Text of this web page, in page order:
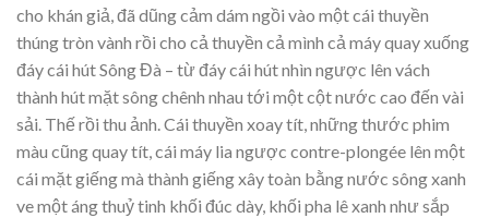
cho khán giả, đã dũng cảm dám ngồi vào một cái thuyền
thúng tròn vành rồi cho cả thuyền cả mình cả máy quay xuống
đáy cái hút Sông Đà – từ đáy cái hút nhìn ngược lên vách
thành hút mặt sông chênh nhau tới một cột nước cao đến vài
sải. Thế rồi thu ảnh. Cái thuyền xoay tít, những thước phim
màu cũng quay tít, cái máy lia ngược contre-plongée lên một
cái mặt giếng mà thành giếng xây toàn bằng nước sông xanh
ve một áng thuỷ tinh khối đúc dày, khối pha lê xanh như sắp